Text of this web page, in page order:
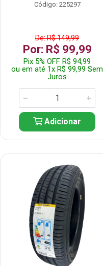
Código: 225297
De: R$ 149,99
Por: R$ 99,99
Pix 5% OFF R$ 94,99
ou em até 1x R$ 99,99 Sem
Juros
Adicionar